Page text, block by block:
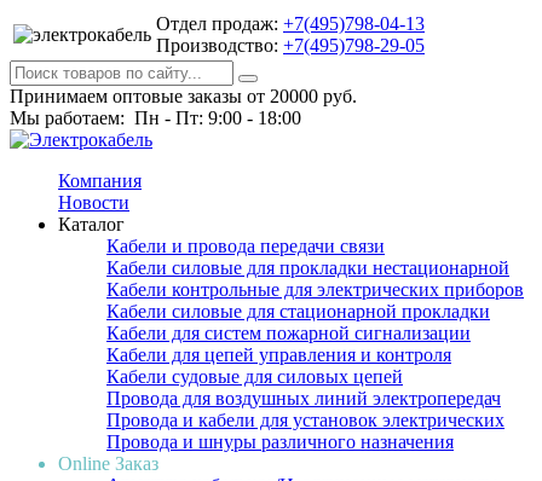
Отдел продаж: +7(495)798-04-13
Производство: +7(495)798-29-05
Принимаем оптовые заказы от 20000 руб.
Мы работаем: Пн - Пт: 9:00 - 18:00
Компания
Новости
Каталог
Кабели и провода передачи связи
Кабели силовые для прокладки нестационарной
Кабели контрольные для электрических приборов
Кабели силовые для стационарной прокладки
Кабели для систем пожарной сигнализации
Кабели для цепей управления и контроля
Кабели судовые для силовых цепей
Провода для воздушных линий электропередач
Провода и кабели для установок электрических
Провода и шнуры различного назначения
Online Заказ